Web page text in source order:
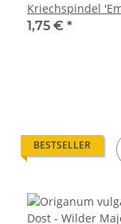
Kriechspindel
1,75 € *
BESTSELLER